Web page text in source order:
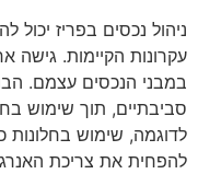
ניהול נכסים בפריז
עקרונות הקיימות. גישה
במבני הנכסים עצמם.
סביבתיים, תוך שימוש
לדוגמה, שימוש בחלונות
להפחית את צריכת